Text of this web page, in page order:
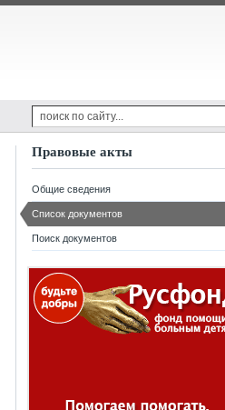
Правовые акты
Общие сведения
Список документов
Поиск документов